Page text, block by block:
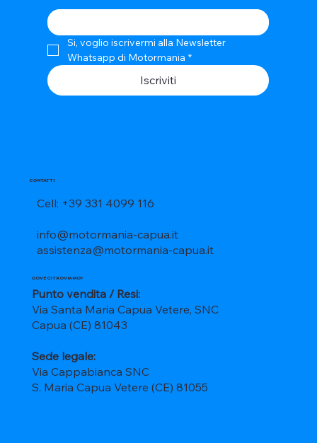
CONTATTI
Cell: +39 331 4099 116
info@motormania-capua.it
assistenza@motormania-capua.it
DOVE CI TROVIAMO?
Punto vendita / Resi:
Via Santa Maria Capua Vetere, SNC
Capua (CE) 81043
Sede legale:
Via Cappabianca SNC
S. Maria Capua Vetere (CE) 81055
Si, voglio iscrivermi alla Newsletter
Whatsapp di Motormania *
Iscriviti